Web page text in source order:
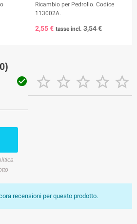
Ricambio per Pedrollo. Codice
113002A.
2,55 € tasse incl. 3,54 €
     
recensioni per questo prodotto.